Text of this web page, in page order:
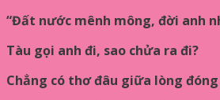
“Đất nước mênh mông, đời anh
Tàu gọi anh đi, sao chửa ra đi?
Chẳng có thơ đâu giữa lòng